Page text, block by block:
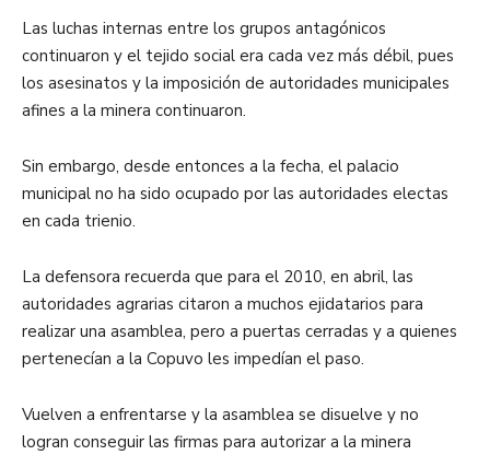
Las luchas internas entre los grupos antagónicos
continuaron y el tejido social era cada vez más débil, pues
los asesinatos y la imposición de autoridades municipales
afines a la minera continuaron.
Sin embargo, desde entonces a la fecha, el palacio
municipal no ha sido ocupado por las autoridades electas
en cada trienio.
La defensora recuerda que para el 2010, en abril, las
autoridades agrarias citaron a muchos ejidatarios para
realizar una asamblea, pero a puertas cerradas y a quienes
pertenecían a la Copuvo les impedían el paso.
Vuelven a enfrentarse y la asamblea se disuelve y no
logran conseguir las firmas para autorizar a la minera